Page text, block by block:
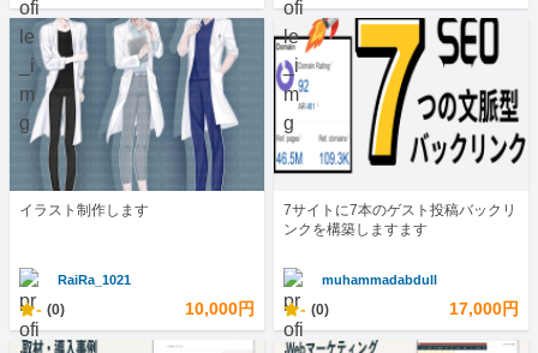
イラスト制作します
RaiRa_1021
- (0) 10,000円
7サイトに7本のゲスト投稿バックリ
ンクを構築しますます
muhammadabdull
- (0) 17,000円